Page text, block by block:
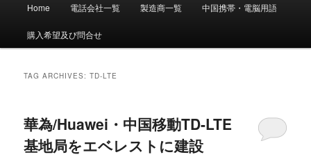
Skip to primary content
Skip to secondary content
Home 電話会社一覧 製造商一覧 中国携帯・電脳用語
購入希望及び問合せ
TAG ARCHIVES:TD-LTE
華為/Huawei・中国移動TD-LTE
基地局をエベレストに建設